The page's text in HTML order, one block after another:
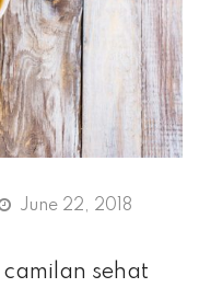
June 22, 2018
sehat